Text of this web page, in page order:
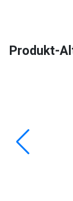
Produkt-